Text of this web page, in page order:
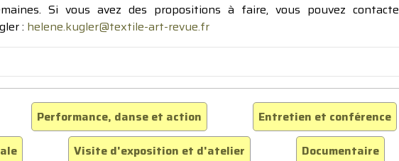
Si vous avez des propositions à faire, vous pouvez
: helene.kugler@textile-art-revue.fr
Performance, danse et action
Entretien et conférence
Visite d'exposition et d'atelier Documentaire